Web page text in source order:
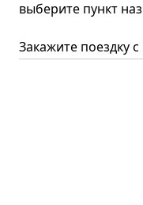
выберите пункт
Закажите поездку с